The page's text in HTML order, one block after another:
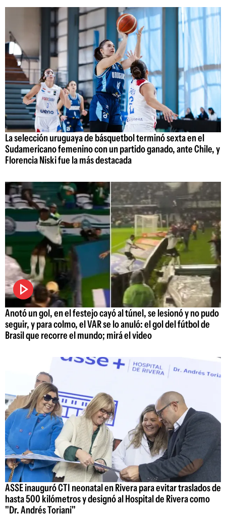
La selección uruguaya de básquetbol terminó sexta en el
Sudamericano femenino con un partido ganado, ante Chile, y
Florencia Niski fue la más destacada
Anotó un gol, en el festejo cayó al túnel, se lesionó y no pudo
seguir, y para colmo, el VAR se lo anuló: el gol del fútbol de
Brasil que recorre el mundo; mirá el video
ASSE inauguró CTI neonatal en Rivera para evitar traslados de
hasta 500 kilómetros y designó al Hospital de Rivera como
"Dr. Andrés Toriani"